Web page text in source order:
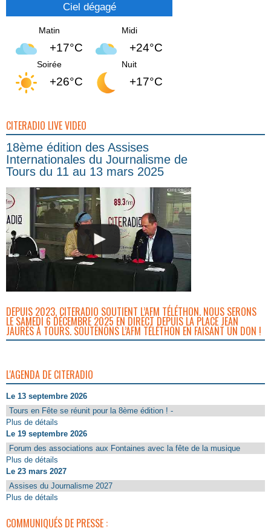
Ciel dégagé
Matin
+17°C
Midi
+24°C
Soirée
+26°C
Nuit
+17°C
CITERADIO LIVE VIDEO
18ème édition des Assises
Internationales du Journalisme de
Tours du 11 au 13 mars 2025
DEPUIS 2023, CITERADIO SOUTIENT L’AFM TÉLÉTHON. NOUS SERONS
LE SAMEDI 6 DÉCEMBRE 2025 EN DIRECT DEPUIS LA PLACE JEAN
JAURÈS À TOURS. SOUTENONS L’AFM TÉLÉTHON EN FAISANT UN DON !
L'AGENDA DE CITERADIO
Le 13 septembre 2026
Tours en Fête se réunit pour la 8ème édition ! -
Plus de détails
Le 19 septembre 2026
Forum des associations aux Fontaines avec la fête de la musique
Plus de détails
Le 23 mars 2027
Assises du Journalisme 2027
Plus de détails
COMMUNIQUÉS DE PRESSE :